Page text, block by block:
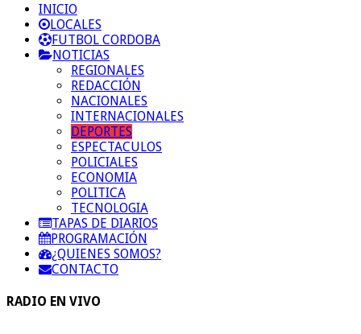
INICIO
LOCALES
FUTBOL CORDOBA
NOTICIAS
REGIONALES
REDACCIÓN
NACIONALES
INTERNACIONALES
DEPORTES
ESPECTACULOS
POLICIALES
ECONOMIA
POLITICA
TECNOLOGIA
TAPAS DE DIARIOS
PROGRAMACIÓN
¿QUIENES SOMOS?
CONTACTO
RADIO EN VIVO